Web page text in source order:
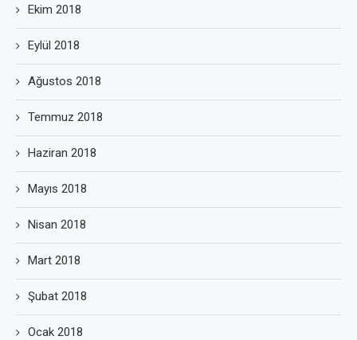
Ekim 2018
Eylül 2018
Ağustos 2018
Temmuz 2018
Haziran 2018
Mayıs 2018
Nisan 2018
Mart 2018
Şubat 2018
Ocak 2018